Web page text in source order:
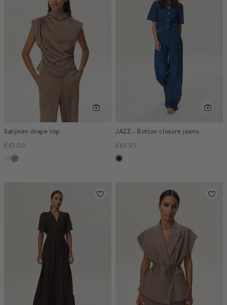
Satijnen drape top
€45.00
ecru
taupe,
JAZZ - Botton closure jeans
€69.95
blauw,